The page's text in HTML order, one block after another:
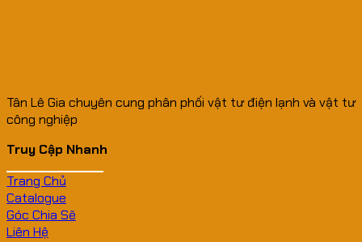
Tân Lê Gia chuyên cung phân phối vật tư điện lạnh và vật tư
công nghiệp
Truy Cập Nhanh
Trang Chủ
Catalogue
Góc Chia Sẽ
Liên Hệ